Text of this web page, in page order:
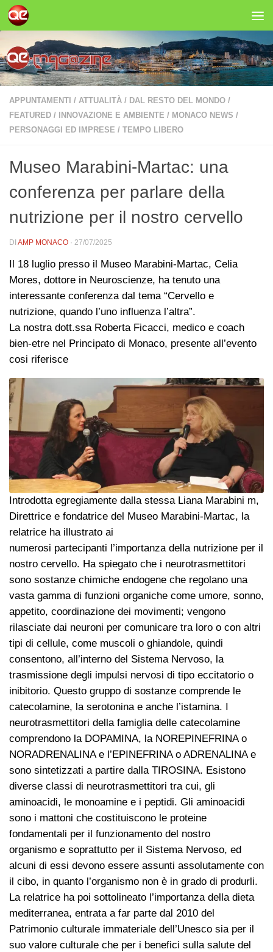
Salta al contenuto
APPUNTAMENTI / ATTUALITÀ / DAL RESTO DEL MONDO /
FEATURED / INNOVAZIONE E AMBIENTE / MONACO NEWS /
PERSONAGGI ED IMPRESE / TEMPO LIBERO
Museo Marabini-Martac: una
conferenza per parlare della
nutrizione per il nostro cervello
DI AMP MONACO · 27/07/2025
Il 18 luglio presso il Museo Marabini-Martac, Celia
Mores, dottore in Neuroscienze, ha tenuto una
interessante conferenza dal tema “Cervello e
nutrizione, quando l’uno influenza l’altra”.
La nostra dott.ssa Roberta Ficacci, medico e coach
bien-etre nel Principato di Monaco, presente all’evento
cosi riferisce
Introdotta egregiamente dalla stessa Liana Marabini m,
Direttrice e fondatrice del Museo Marabini-Martac, la
relatrice ha illustrato ai
numerosi partecipanti l’importanza della nutrizione per il
nostro cervello. Ha spiegato che i neurotrasmettitori
sono sostanze chimiche endogene che regolano una
vasta gamma di funzioni organiche come umore, sonno,
appetito, coordinazione dei movimenti; vengono
rilasciate dai neuroni per comunicare tra loro o con altri
tipi di cellule, come muscoli o ghiandole, quindi
consentono, all’interno del Sistema Nervoso, la
trasmissione degli impulsi nervosi di tipo eccitatorio o
inibitorio. Questo gruppo di sostanze comprende le
catecolamine, la serotonina e anche l’istamina. I
neurotrasmettitori della famiglia delle catecolamine
comprendono la DOPAMINA, la NOREPINEFRINA o
NORADRENALINA e l’EPINEFRINA o ADRENALINA e
sono sintetizzati a partire dalla TIROSINA. Esistono
diverse classi di neurotrasmettitori tra cui, gli
aminoacidi, le monoamine e i peptidi. Gli aminoacidi
sono i mattoni che costituiscono le proteine
fondamentali per il funzionamento del nostro
organismo e soprattutto per il Sistema Nervoso, ed
alcuni di essi devono essere assunti assolutamente con
il cibo, in quanto l’organismo non è in grado di produrli.
La relatrice ha poi sottolineato l’importanza della dieta
mediterranea, entrata a far parte dal 2010 del
Patrimonio culturale immateriale dell’Unesco sia per il
suo valore culturale che per i benefici sulla salute del